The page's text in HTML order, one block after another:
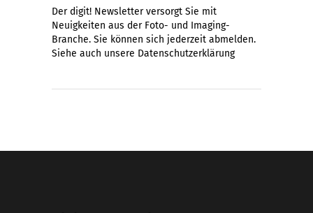
Der digit! Newsletter versorgt Sie mit
Neuigkeiten aus der Foto- und Imaging-
Branche. Sie können sich jederzeit abmelden.
Siehe auch unsere Datenschutzerklärung